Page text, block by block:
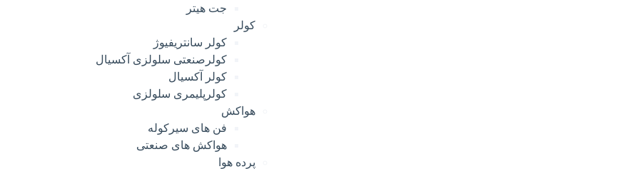
جت هیتر
کولر
کولر سانتریفیوژ
کولرصنعتی سلولزی آکسیال
کولر آکسیال
کولرپلیمری سلولزی
هواکش
فن های سیرکوله
هواکش های صنعتی
پرده هوا